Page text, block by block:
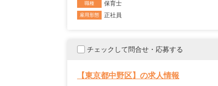
職種 保育士
雇用形態 正社員
チェックして問合せ・応募する
【東京都中野区】の求人情報